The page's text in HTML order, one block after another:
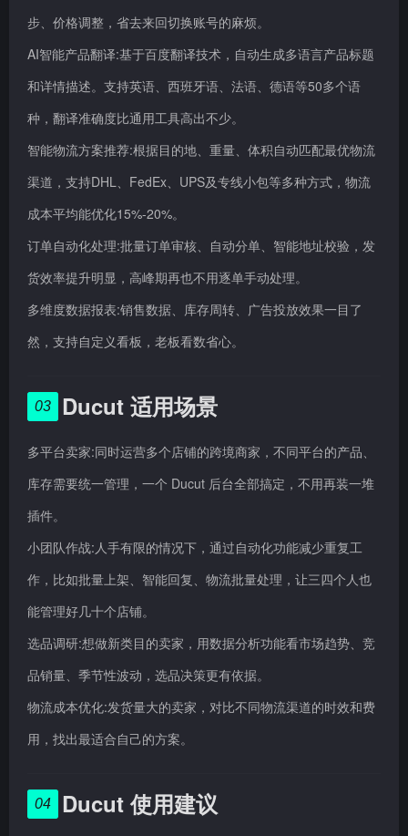
步、价格调整，省去来回切换账号的麻烦。
AI智能产品翻译:基于百度翻译技术，自动生成多语言产品标题
和详情描述。支持英语、西班牙语、法语、德语等50多个语
种，翻译准确度比通用工具高出不少。
智能物流方案推荐:根据目的地、重量、体积自动匹配最优物流
渠道，支持DHL、FedEx、UPS及专线小包等多种方式，物流
成本平均能优化15%-20%。
订单自动化处理:批量订单审核、自动分单、智能地址校验，发
货效率提升明显，高峰期再也不用逐单手动处理。
多维度数据报表:销售数据、库存周转、广告投放效果一目了
然，支持自定义看板，老板看数省心。
03 Ducut 适用场景
多平台卖家:同时运营多个店铺的跨境商家，不同平台的产品、
库存需要统一管理，一个 Ducut 后台全部搞定，不用再装一堆
插件。
小团队作战:人手有限的情况下，通过自动化功能减少重复工
作，比如批量上架、智能回复、物流批量处理，让三四个人也
能管理好几十个店铺。
选品调研:想做新类目的卖家，用数据分析功能看市场趋势、竞
品销量、季节性波动，选品决策更有依据。
物流成本优化:发货量大的卖家，对比不同物流渠道的时效和费
用，找出最适合自己的方案。
04 Ducut 使用建议